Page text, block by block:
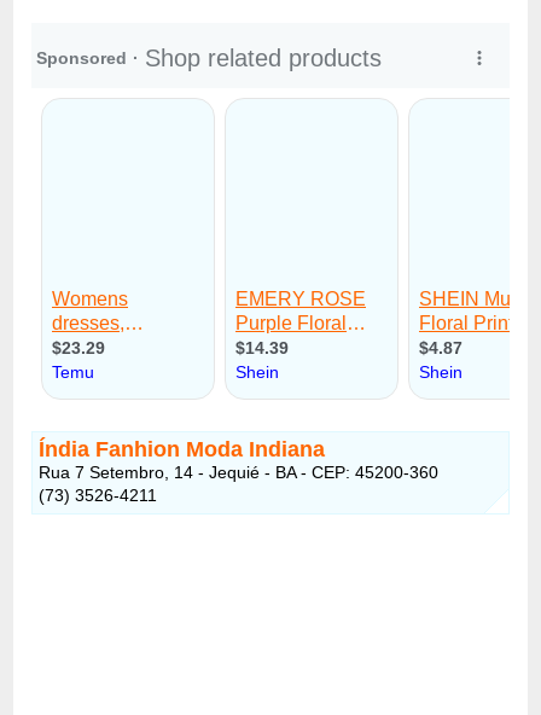
Índia Fanhion Moda Indiana
Rua 7 Setembro, 14 - Jequié - BA - CEP: 45200-360
(73) 3526-4211